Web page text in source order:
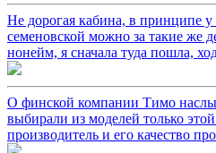
Не дорогая кабина, в принципе у
семеновской можно за такие же
нонейм, я сначала туда пошла,
О финской компании Тимо
выбирали из моделей только
производитель и его качество